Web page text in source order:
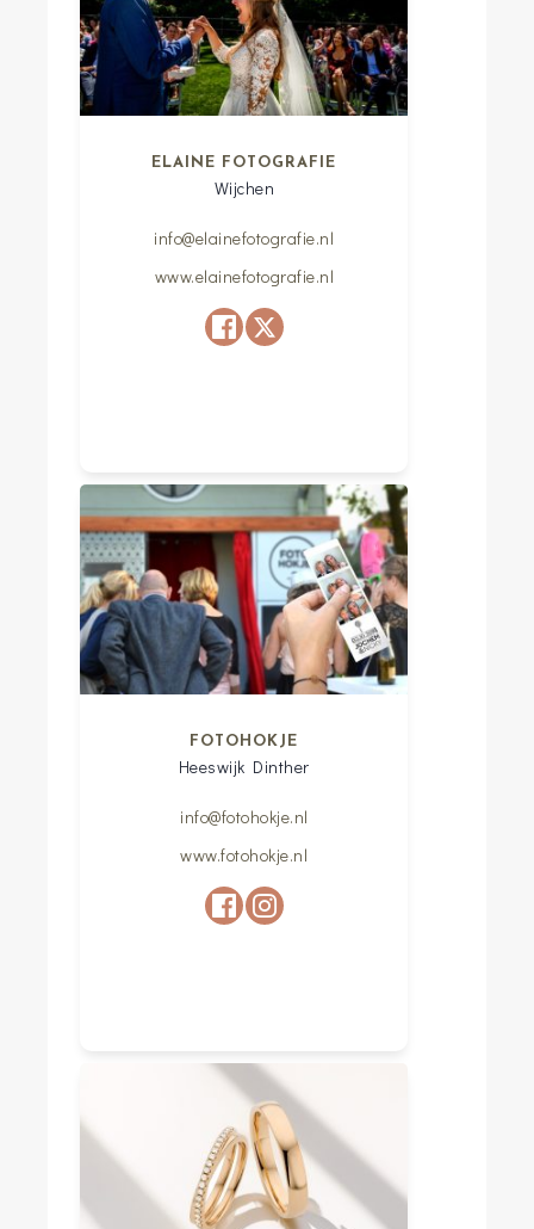
ELAINE FOTOGRAFIE
Wijchen
info@elainefotografie.nl
www.elainefotografie.nl
FOTOHOKJE
Heeswijk Dinther
info@fotohokje.nl
www.fotohokje.nl